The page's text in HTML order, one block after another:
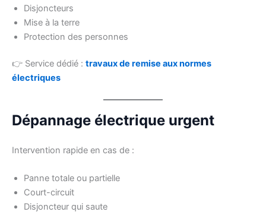
Disjoncteurs
Mise à la terre
Protection des personnes
👉 Service dédié : travaux de remise aux normes
électriques
Dépannage électrique urgent
Intervention rapide en cas de :
Panne totale ou partielle
Court-circuit
Disjoncteur qui saute